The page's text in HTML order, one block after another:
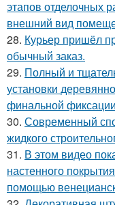
этапов отделочных
внешний вид
28. Курьер пришёл
обычный заказ.
29. Полный и
установки
финальной
30. Современный
жидкого
31. В этом видео
настенного
помощью